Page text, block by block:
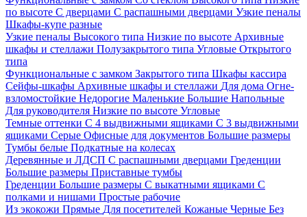
по высоте С дверцами С распашными дверцами Узкие пеналы
Шкафы-купе разные
Узкие пеналы Высокого типа Низкие по высоте Архивные
шкафы и стеллажи Полузакрытого типа Угловые Открытого
типа
Функциональные с замком Закрытого типа Шкафы кассира
Сейфы-шкафы Архивные шкафы и стеллажи Для дома Огне-
взломостойкие Недорогие Маленькие Большие Напольные
Для руководителя Низкие по высоте Угловые
Темные оттенки С 4 выдвижными ящиками С 3 выдвижными
ящиками Серые Офисные для документов Большие размеры
Тумбы белые Подкатные на колесах
Деревянные и ЛДСП С распашными дверцами Греденции
Большие размеры Приставные тумбы
Греденции Большие размеры С выкатными ящиками С
полками и нишами Простые рабочие
Из экокожи Прямые Для посетителей Кожаные Черные Без